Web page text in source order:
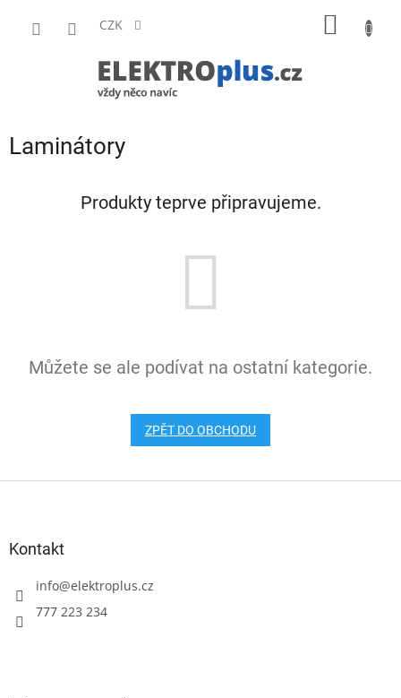
CZK
Laminátory
Produkty teprve připravujeme.
Můžete se ale podívat na ostatní kategorie.
ZPĚT DO OBCHODU
Kontakt
info@elektroplus.cz
777 223 234